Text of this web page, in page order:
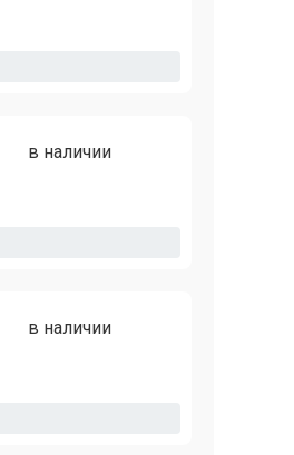
в наличии
в наличии